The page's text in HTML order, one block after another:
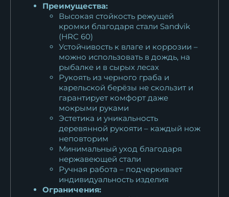
Преимущества:
Высокая стойкость режущей
кромки благодаря стали Sandvik
(HRC 60)
Устойчивость к влаге и коррозии –
можно использовать в дождь, на
рыбалке и в сырых лесах
Рукоять из черного граба и
карельской берёзы не скользит и
гарантирует комфорт даже
мокрыми руками
Эстетика и уникальность
деревянной рукояти – каждый нож
неповторим
Минимальный уход благодаря
нержавеющей стали
Ручная работа – подчеркивает
индивидуальность изделия
Ограничения: